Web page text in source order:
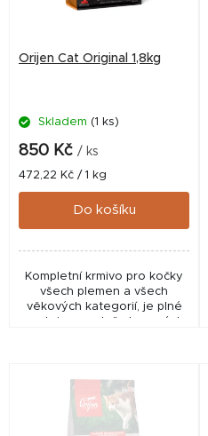
Orijen Cat Original 1,8kg
Skladem (1 ks)
850 Kč / ks
Měrná
cena:
472,22 Kč / 1 kg
Do košíku
Kompletní krmivo pro kočky
všech plemen a všech
věkových kategorií, je plné
proteinu z volně chovaných